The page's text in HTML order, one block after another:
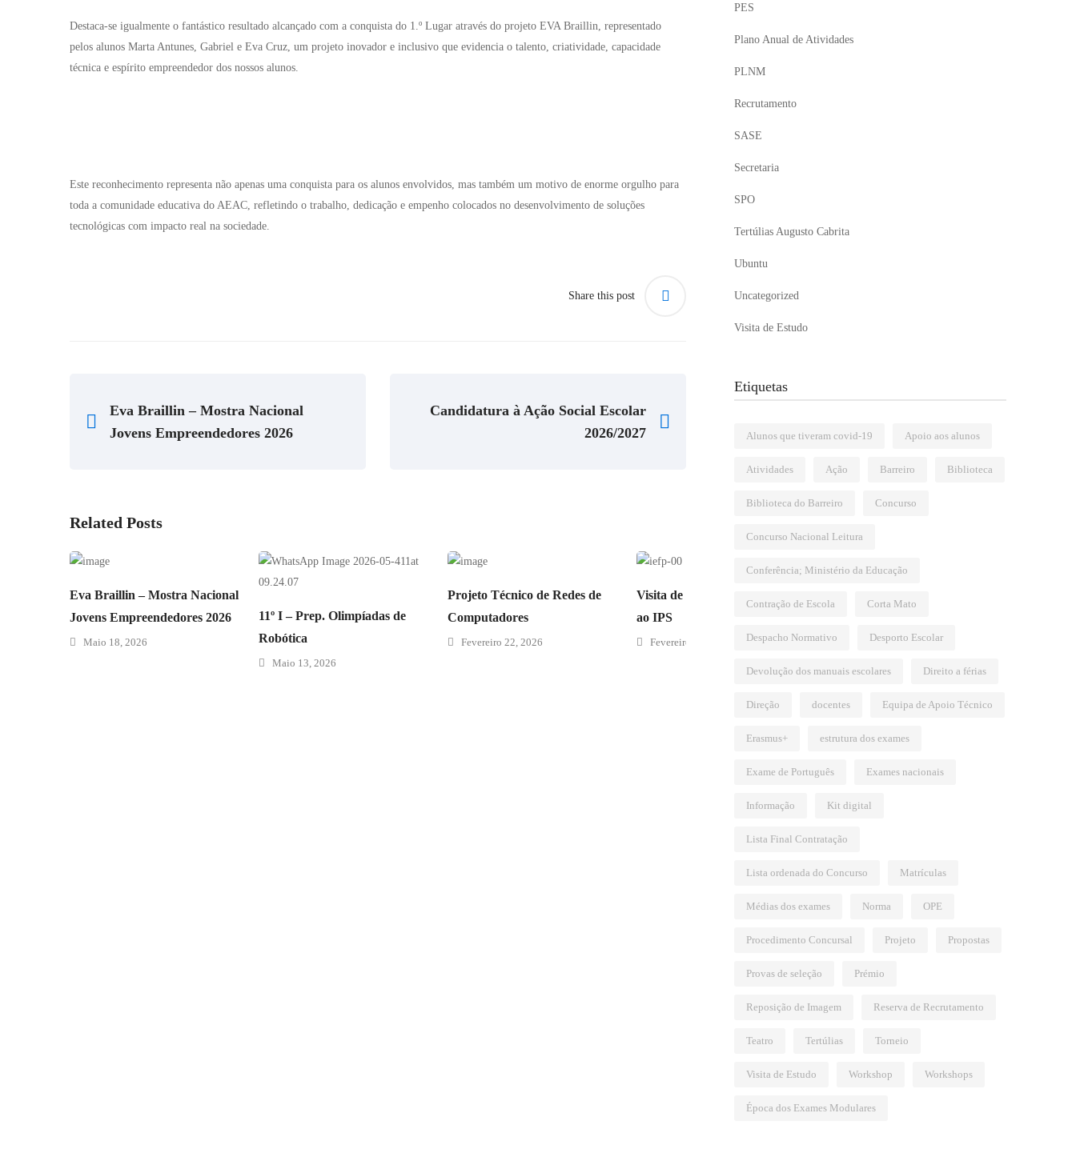
Destaca-se igualmente o fantástico resultado alcançado com a conquista do 1.º Lugar através do projeto EVA Braillin, representado
pelos alunos Marta Antunes, Gabriel e Eva Cruz, um projeto inovador e inclusivo que evidencia o talento, criatividade, capacidade
técnica e espírito empreendedor dos nossos alunos.
Este reconhecimento representa não apenas uma conquista para os alunos envolvidos, mas também um motivo de enorme orgulho para
toda a comunidade educativa do AEAC, refletindo o trabalho, dedicação e empenho colocados no desenvolvimento de soluções
tecnológicas com impacto real na sociedade.
Share this post
Eva Braillin – Mostra Nacional
Jovens Empreendedores 2026
Candidatura à Ação Social Escolar
2026/2027
Related Posts
Eva Braillin – Mostra Nacional
Jovens Empreendedores 2026
Maio 18, 2026
11º I – Prep. Olimpíadas de
Robótica
Maio 13, 2026
Projeto Técnico de Redes de
Computadores
Fevereiro 22, 2026
Visita de Estudo – IEFP Setúbal e
ao IPS
Fevereiro 10, 2026 Fevereiro 10, 2026
PES
Plano Anual de Atividades
PLNM
Recrutamento
SASE
Secretaria
SPO
Tertúlias Augusto Cabrita
Ubuntu
Uncategorized
Visita de Estudo
Etiquetas
Alunos que tiveram covid-19 Apoio aos alunos
Atividades Ação Barreiro Biblioteca
Biblioteca do Barreiro Concurso
Concurso Nacional Leitura
Conferência; Ministério da Educação
Contração de Escola Corta Mato
Despacho Normativo Desporto Escolar
Devolução dos manuais escolares Direito a férias
Direção docentes Equipa de Apoio Técnico
Erasmus+ estrutura dos exames
Exame de Português Exames nacionais
Informação Kit digital
Lista Final Contratação
Lista ordenada do Concurso Matrículas
Médias dos exames Norma OPE
Procedimento Concursal Projeto Propostas
Provas de seleção Prémio
Reposição de Imagem Reserva de Recrutamento
Teatro Tertúlias Torneio
Visita de Estudo Workshop Workshops
Época dos Exames Modulares